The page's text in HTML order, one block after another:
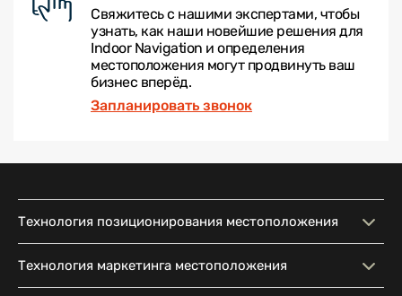
Свяжитесь с нашими экспертами, чтобы
узнать, как наши новейшие решения для
Indoor Navigation и определения
местоположения могут продвинуть ваш
бизнес вперёд.
Запланировать звонок
Технология позиционирования местоположения
Технология
позиционирования
местоположения
Интерактивная карта
Технология маркетинга местоположения